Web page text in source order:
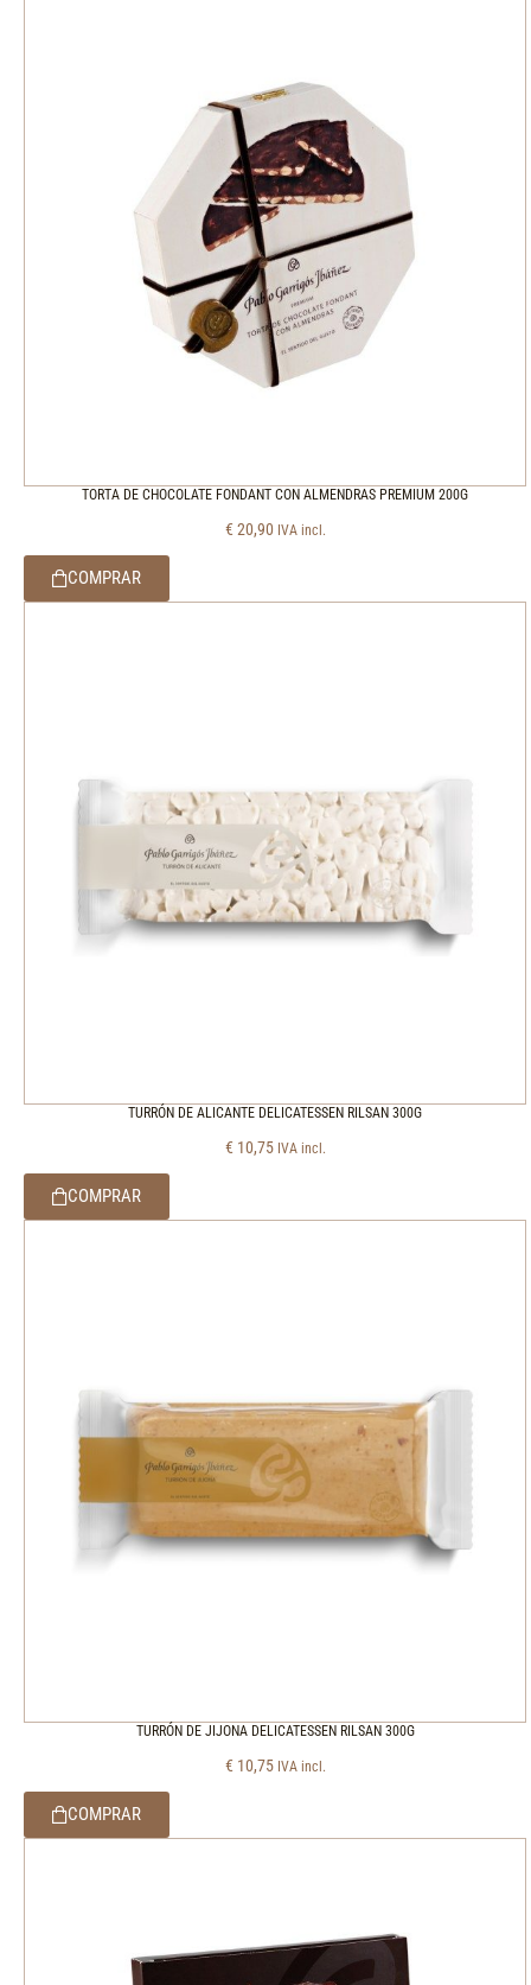
TORTA DE CHOCOLATE FONDANT CON ALMENDRAS PREMIUM 200G
€ 20,90 IVA incl.
COMPRAR
TURRÓN DE ALICANTE DELICATESSEN RILSAN 300G
€ 10,75 IVA incl.
COMPRAR
TURRÓN DE JIJONA DELICATESSEN RILSAN 300G
€ 10,75 IVA incl.
COMPRAR